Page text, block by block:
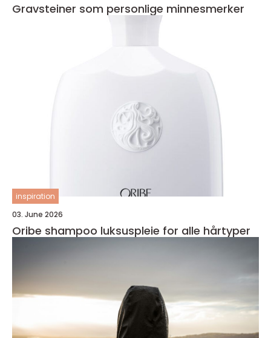
Gravsteiner som personlige minnesmerker
inspiration
03. June 2026
Oribe shampoo luksuspleie for alle hårtyper